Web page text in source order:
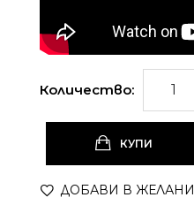
Количество:
КУПИ
ДОБАВИ В ЖЕЛАНИ